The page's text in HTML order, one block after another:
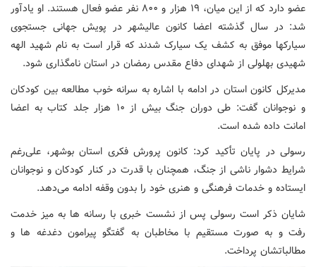
عضو دارد که از این میان، ۱۹ هزار و ۸۰۰ نفر عضو فعال هستند. او یادآور
شد: در سال گذشته اعضا کانون عالیشهر در پویش جهانی جستجوی
سیارکها موفق به کشف یک سیارک شدند که قرار است به نام شهید الهه
شهیدی بهلولی از شهدای دفاع مقدس رمضان در استان نامگذاری شود.
مدیرکل کانون استان در ادامه با اشاره به سرانه خوب مطالعه بین کودکان
و نوجوانان گفت: طی دوران جنگ بیش از ۱۰ هزار جلد کتاب به اعضا
امانت داده شده است.
رسولی در پایان تأکید کرد: کانون پرورش فکری استان بوشهر، علی‌رغم
شرایط دشوار ناشی از جنگ، همچنان با قدرت در کنار کودکان و نوجوانان
ایستاده و خدمات فرهنگی و هنری خود را بدون وقفه ادامه می‌دهد.
شایان ذکر است رسولی پس از نشست خبری با رسانه ها به میز خدمت
رفت و به صورت مستقیم با مخاطبان به گفتگو پیرامون دغدغه ها و
مطالباتشان پرداخت.